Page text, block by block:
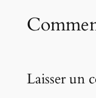
Laisser un